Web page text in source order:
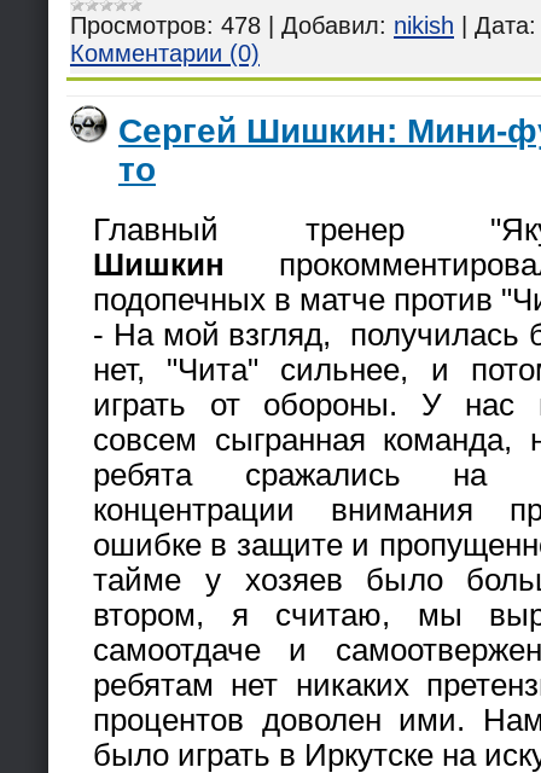
Просмотров: 478 | Добавил: nikish | Дата:
Комментарии (0)
Сергей Шишкин: Мини-
то
Главный тренер
Шишкин
подопечных в матче против
- На мой взгляд, получилась
нет, "Чита" сильнее, и
играть от обороны. У нас
совсем сыгранная
ребята сражались на
концентрации внимания
ошибке в защите и
тайме у хозяев было
втором, я считаю, мы
самоотдаче и
ребятам нет никаких
процентов доволен ими.
было играть в Иркутске на